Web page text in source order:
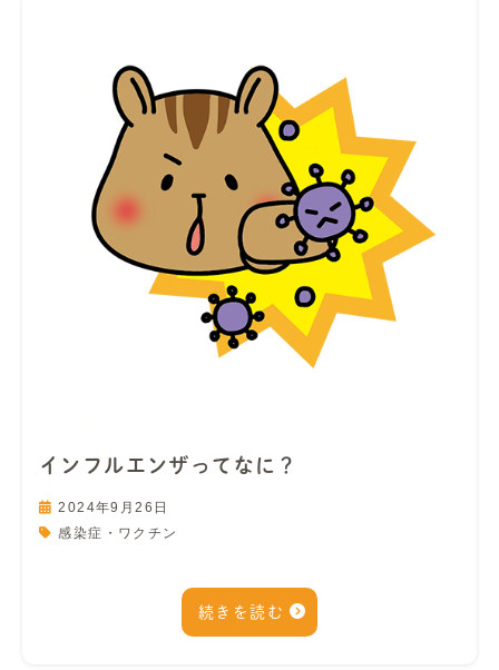
インフルエンザってなに？
2024年9月26日
感染症・ワクチン
続きを読む